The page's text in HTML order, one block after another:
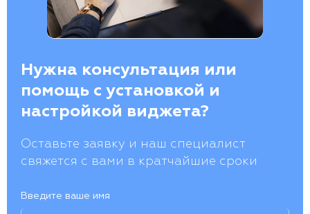
Нужна консультация или
помощь с установкой и
настройкой виджета?
Оставьте заявку и наш специалист
свяжется с вами в кратчайшие сроки
Введите ваше имя